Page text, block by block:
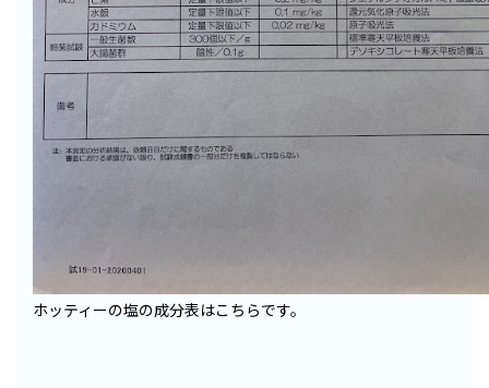
ホッティーの塩の成分表はこちらです。